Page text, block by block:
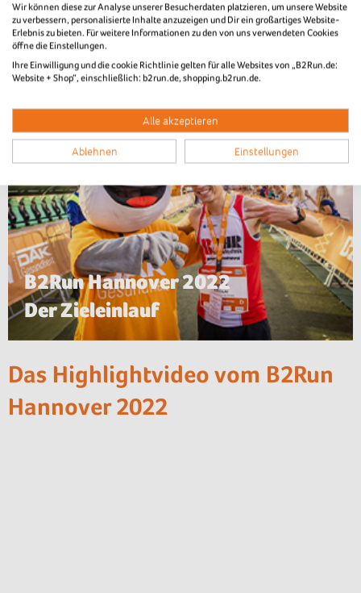
Teamfotos
B2Run Hannover 2022
Der Zieleinlauf
Das Highlightvideo vom B2Run
Hannover 2022
Wir können diese zur Analyse unserer Besucherdaten platzieren, um unsere Website
zu verbessern, personalisierte Inhalte anzuzeigen und Dir ein großartiges Website-
Erlebnis zu bieten. Für weitere Informationen zu den von uns verwendeten Cookies
öffne die Einstellungen.
Ihre Einwilligung und die cookie Richtlinie gelten für alle Websites von „B2Run.de:
Website + Shop“, einschließlich: b2run.de, shopping.b2run.de.
Alle akzeptieren
Ablehnen Einstellungen